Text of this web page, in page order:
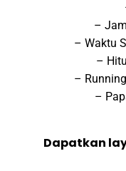
–
– Waktu
–
–
–
Dapatkan